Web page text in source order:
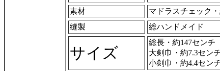
素材
マドラスチェック
縫製
総ハンドメイド
サイズ
総長・約147センチ
大剣巾・約7.3セン
小剣巾・約4.4セン